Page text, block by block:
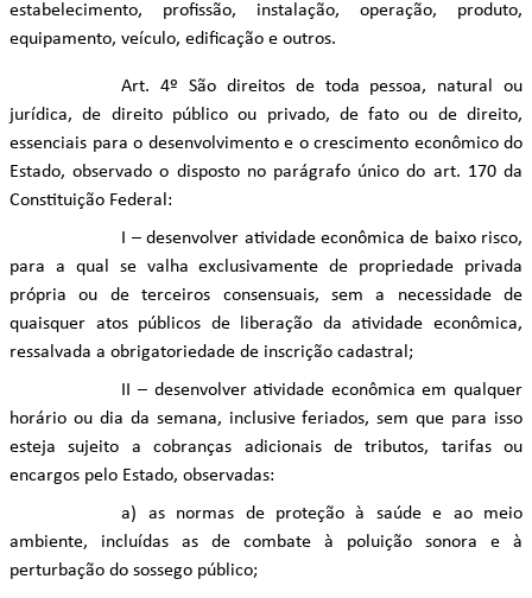
estabelecimento, profissão, instalação, operação, produto,
equipamento, veículo, edificação e outros.
Art. 4º São direitos de toda pessoa, natural ou
jurídica, de direito público ou privado, de fato ou de direito,
essenciais para o desenvolvimento e o crescimento econômico do
Estado, observado o disposto no parágrafo único do art. 170 da
Constituição Federal:
I – desenvolver atividade econômica de baixo risco,
para a qual se valha exclusivamente de propriedade privada
própria ou de terceiros consensuais, sem a necessidade de
quaisquer atos públicos de liberação da atividade econômica,
ressalvada a obrigatoriedade de inscrição cadastral;
II – desenvolver atividade econômica em qualquer
horário ou dia da semana, inclusive feriados, sem que para isso
esteja sujeito a cobranças adicionais de tributos, tarifas ou
encargos pelo Estado, observadas:
a) as normas de proteção à saúde e ao meio
ambiente, incluídas as de combate à poluição sonora e à
perturbação do sossego público;